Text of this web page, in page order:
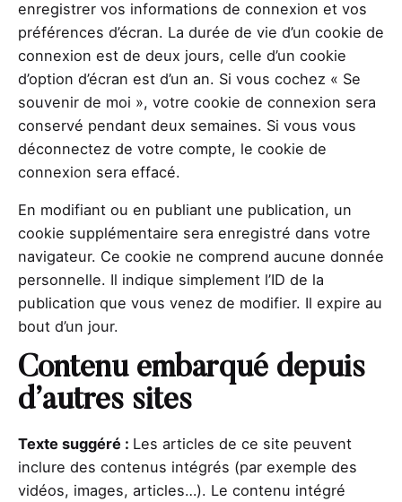
enregistrer vos informations de connexion et vos
préférences d’écran. La durée de vie d’un cookie de
connexion est de deux jours, celle d’un cookie
d’option d’écran est d’un an. Si vous cochez « Se
souvenir de moi », votre cookie de connexion sera
conservé pendant deux semaines. Si vous vous
déconnectez de votre compte, le cookie de
connexion sera effacé.
En modifiant ou en publiant une publication, un
cookie supplémentaire sera enregistré dans votre
navigateur. Ce cookie ne comprend aucune donnée
personnelle. Il indique simplement l’ID de la
publication que vous venez de modifier. Il expire au
bout d’un jour.
Contenu embarqué depuis
d’autres sites
Texte suggéré : Les articles de ce site peuvent
inclure des contenus intégrés (par exemple des
vidéos, images, articles…). Le contenu intégré